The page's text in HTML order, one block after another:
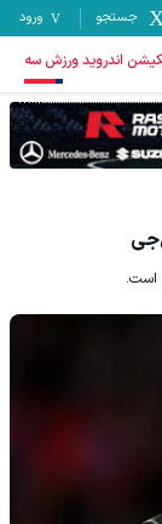
جستجو ورود
اندروید ورزش سه
است.